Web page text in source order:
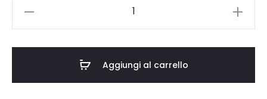
Aggiungi al carrello